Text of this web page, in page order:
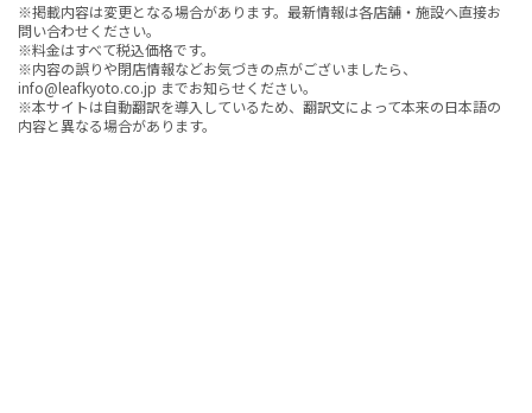
※掲載内容は変更となる場合があります。最新情報は各店舗・施設へ直接お
問い合わせください。
※料金はすべて税込価格です。
※内容の誤りや閉店情報などお気づきの点がございましたら、
info@leafkyoto.co.jp までお知らせください。
※本サイトは自動翻訳を導入しているため、翻訳文によって本来の日本語の
内容と異なる場合があります。